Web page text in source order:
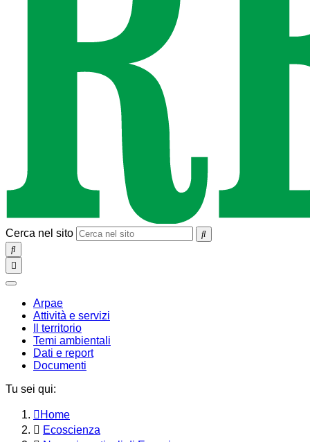
Cerca nel sito
SEARCH
Toggle
navigation
chiudi
Arpae
Attività e servizi
Il territorio
Temi ambientali
Dati e report
Documenti
Tu sei qui:
Home
Ecoscienza